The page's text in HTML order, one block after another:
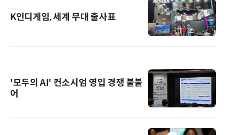
K인디게임, 세계 무대 출사표
'모두의 AI' 컨소시엄 영입 경쟁 불붙
어